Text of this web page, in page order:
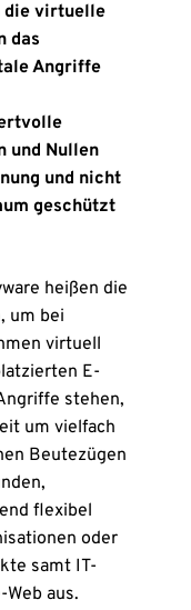
die virtuelle
das
Angriffe
und Nullen
und nicht
geschützt
heißen die
um bei
virtuell
E-
stehen,
um vielfach
Beutezügen
flexibel
oder
samt IT-
aus.